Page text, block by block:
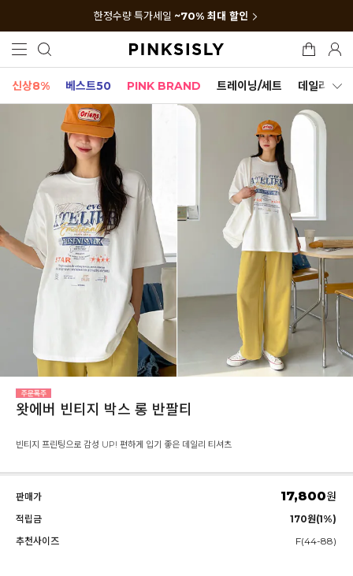
한정수량 특가세일 ~70% 최대 할인
신상8% 베스트50 PINK BRAND 트레이닝/세트 데일리세트
왓에버 빈티지 박스 롱 반팔티
빈티지 프린팅으로 감성 UP! 편하게 입기 좋은 데일리 티셔츠
판매가 17,800원
적립금
170원(1%)
추천사이즈
F(44-88)